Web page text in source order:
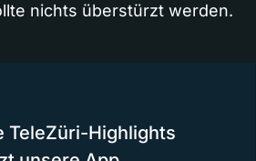
nichts überstürzt werden.
TeleZüri-Highlights